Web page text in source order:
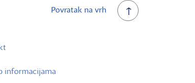
Povratak na vrh
informacijama